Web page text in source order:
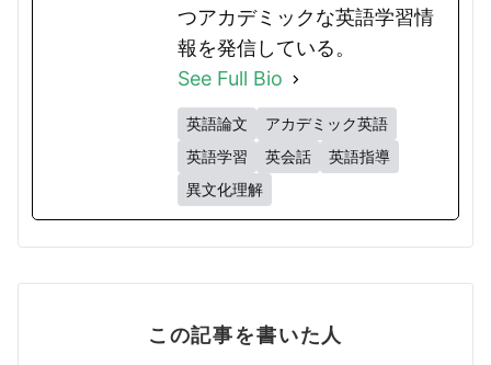
つアカデミックな英語学習情
報を発信している。
See Full Bio
英語論文
アカデミック英語
英語学習
英会話
英語指導
異文化理解
この記事を書いた人